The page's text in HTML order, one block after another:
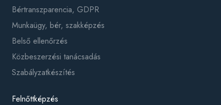
Bértranszparencia, GDPR
Munkaügy, bér, szakképzés
Belső ellenőrzés
Közbeszerzési tanácsadás
Szabályzatkészítés
Felnőttképzés